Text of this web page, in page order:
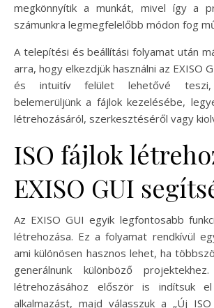
megkönnyítik a munkát, mivel így a
számunkra legmegfelelőbb módon fog
A telepítési és beállítási folyamat után
arra, hogy elkezdjük használni az EXISO
és intuitív felület lehetővé teszi,
belemerüljünk a fájlok kezelésébe,
létrehozásáról, szerkesztéséről vagy
ISO fájlok
EXISO GUI
Az EXISO GUI egyik legfontosabb
létrehozása. Ez a folyamat rendkívül
ami különösen hasznos lehet, ha
generálnunk különböző
létrehozásához először is indítsuk
alkalmazást, majd válasszuk a „Új